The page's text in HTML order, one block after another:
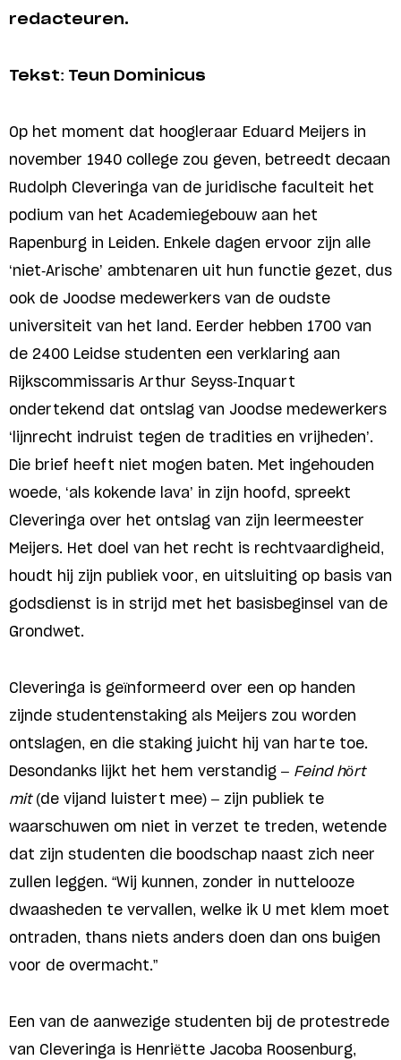
redacteuren.
Tekst: Teun Dominicus
Op het moment dat hoogleraar Eduard Meijers in
november 1940 college zou geven, betreedt decaan
Rudolph Cleveringa van de juridische faculteit het
podium van het Academiegebouw aan het
Rapenburg in Leiden. Enkele dagen ervoor zijn alle
‘niet-Arische’ ambtenaren uit hun functie gezet, dus
ook de Joodse medewerkers van de oudste
universiteit van het land. Eerder hebben 1700 van
de 2400 Leidse studenten een verklaring aan
Rijkscommissaris Arthur Seyss-Inquart
ondertekend dat ontslag van Joodse medewerkers
‘lijnrecht indruist tegen de tradities en vrijheden’.
Die brief heeft niet mogen baten. Met ingehouden
woede, ‘als kokende lava’ in zijn hoofd, spreekt
Cleveringa over het ontslag van zijn leermeester
Meijers. Het doel van het recht is rechtvaardigheid,
houdt hij zijn publiek voor, en uitsluiting op basis van
godsdienst is in strijd met het basisbeginsel van de
Grondwet.
Cleveringa is geïnformeerd over een op handen
zijnde studentenstaking als Meijers zou worden
ontslagen, en die staking juicht hij van harte toe.
Desondanks lijkt het hem verstandig – Feind hört
mit(de vijand luistert mee) – zijn publiek te
waarschuwen om niet in verzet te treden, wetende
dat zijn studenten die boodschap naast zich neer
zullen leggen. “Wij kunnen, zonder in nuttelooze
dwaasheden te vervallen, welke ik U met klem moet
ontraden, thans niets anders doen dan ons buigen
voor de overmacht.”
Een van de aanwezige studenten bij de protestrede
van Cleveringa is Henriëtte Jacoba Roosenburg,